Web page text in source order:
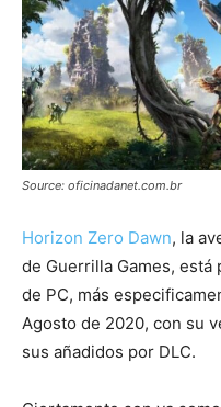
Source: oficinadanet.com.br
Horizon Zero Dawn, la
de Guerrilla Games, está
de PC, más
Agosto de 2020, con su
sus añadidos por DLC.